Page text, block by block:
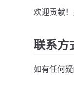
欢迎贡献
联系方
如有任何